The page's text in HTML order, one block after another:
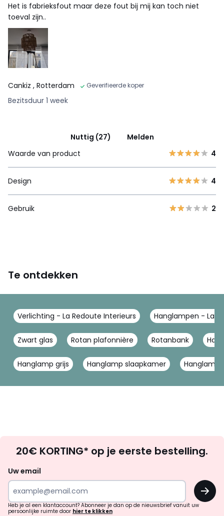
Het is fabrieksfout maar deze fout bij mij kan toch niet
toeval zijn..
Cankiz , Rotterdam Geverifieerde koper
Bezitsduur 1 week
Nuttig (27)
Melden
Waarde van product
4
Design 4
Gebruik 2
Te ontdekken
Verlichting - La Redoute Interieurs Hanglampen - La
Zwart glas Rotan plafonnière Rotanbank
Hanglamp grijs Hanglamp slaapkamer Hanglamp
zoek
inspiratie
verrassingen?
20€ KORTING* op je eerste bestelling.
Uw email
OK
Heb je al een klantaccount? Abonneer je dan op de nieuwsbrief vanuit uw
persoonlijke ruimte door hier te klikken